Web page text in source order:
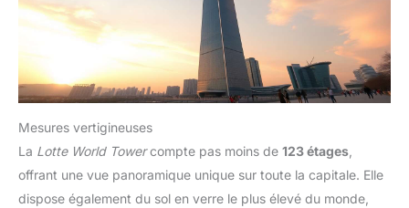
Mesures vertigineuses
La Lotte World Towercompte pas moins de 123 étages
offrant une vue panoramique unique sur toute la capitale. Elle
dispose également du sol en verre le plus élevé du monde,